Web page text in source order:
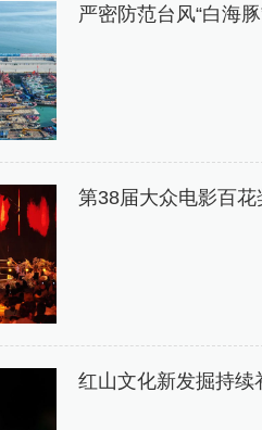
严密防范台风“白海豚
第38届大众电影百
红山文化新发掘持续